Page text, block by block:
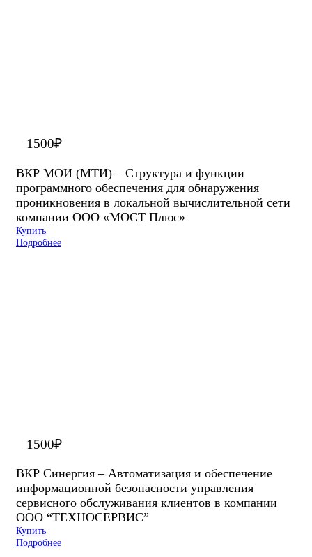
1500₽
ВКР МОИ (МТИ) – Структура и функции
программного обеспечения для обнаружения
проникновения в локальной вычислительной сети
компании ООО «МОСТ Плюс»
Купить
Подробнее
1500₽
ВКР Синергия – Автоматизация и обеспечение
информационной безопасности управления
сервисного обслуживания клиентов в компании
ООО “ТЕХНОСЕРВИС”
Купить
Подробнее